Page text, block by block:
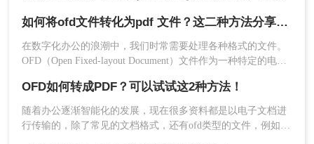
使用在线转换工具进行批量转换的优点是方便快
OFD转换器将文件格式改成自己想要的就行了。接下来我以电
脑上ofd文件如何转换
更广泛地分享和查阅文档，很多用户需要将OFD文件转换为
PDF（Portable Document Format）格式。那么ofd文件怎样转换
成pdf文件呢？本文将为您介绍二种将OFD文件转换为PDF文件
的方法，并附上每种方法的简单介绍。
如何将ofd文件转化为pdf 文件？这二种方法分享给你！
在数字化办公的浪潮中，我们时常需要处理各种格式的文件。
OFD（Open Fixed-layout Document）文件作为一种特定的电子
应用。然而，由于PDF（Portable Document Format）文件的广
泛兼容性和出色的阅读体验，我们有时需要将OFD文件转化为
PDF格式。本文将详细介绍如何将ofd文件转化为pdf 文件的几
种方法。
OFD如何转成PDF？可以试试这2种方法！
随着办公逐渐智能化的发展，现在很多资料都是以电子文档进
行传输的，除了常见的文档格式，还有ofd类型的文件，例如很